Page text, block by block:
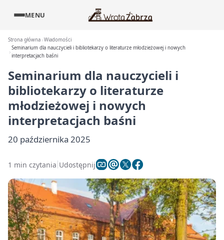
MENU
Strona główna Wiadomości
Seminarium dla nauczycieli i bibliotekarzy o literaturze młodzieżowej i nowych
interpretacjach baśni
Seminarium dla nauczycieli i
bibliotekarzy o literaturze
młodzieżowej i nowych
interpretacjach baśni
20 października 2025
1 min czytania Udostępnij